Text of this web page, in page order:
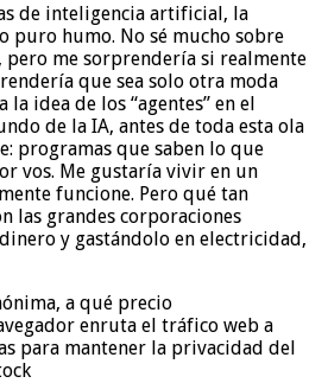
de inteligencia artificial, la
puro humo. No sé mucho sobre
pero me sorprendería si realmente
que sea solo otra moda
la idea de los “agentes” en el
de la IA, antes de toda esta ola
programas que saben lo que
vos. Me gustaría vivir en un
funcione. Pero qué tan
las grandes corporaciones
y gastándolo en electricidad,
a qué precio
enruta el tráfico web a
para mantener la privacidad del